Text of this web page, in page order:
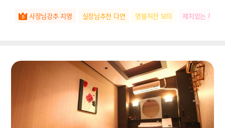
사장님강추 지영 실장님추천 다연 명불허전 보미 재치있는 하은